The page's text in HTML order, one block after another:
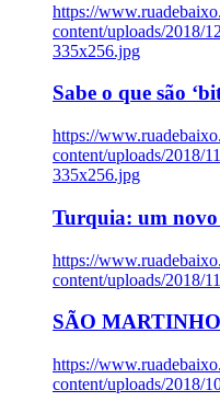
https://
content/uploads/2018/
335x256.jpg
Sabe o que são
https://
content/uploads/2018/
335x256.jpg
Turquia: um novo
https://
content/uploads/2018/
SÃO
https://
content/uploads/2018/